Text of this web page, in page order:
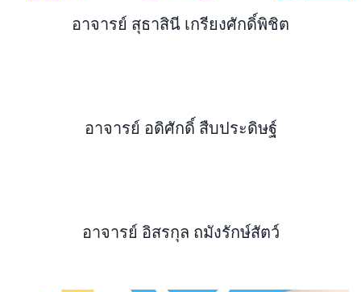
อาจารย์ สุธาสินี เกรียงศักดิ์พิชิต
อาจารย์ อดิศักดิ์ สืบประดิษฐ์
อาจารย์ อิสรกุล ถมังรักษ์สัตว์